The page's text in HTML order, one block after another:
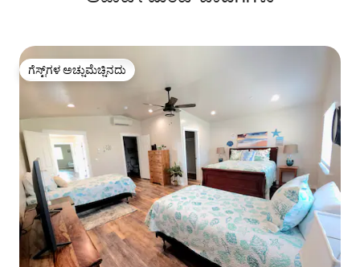
ಗೆಸ್ಟ್‌ಗಳ ಅಚ್ಚುಮೆಚ್ಚಿನದು
ಗೆಸ್ಟ್‌ಗಳ ಅಚ್ಚುಮೆಚ್ಚಿನದು